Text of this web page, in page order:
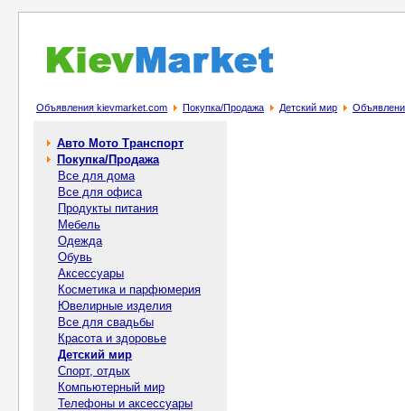
Объявления kievmarket.com Покупка/Продажа Детский мир
Авто Мото Транспорт
Покупка/Продажа
Все для дома
Все для офиса
Продукты питания
Мебель
Одежда
Обувь
Аксессуары
Косметика и парфюмерия
Ювелирные изделия
Все для свадьбы
Красота и здоровье
Детский мир
Спорт, отдых
Компьютерный мир
Телефоны и аксессуары